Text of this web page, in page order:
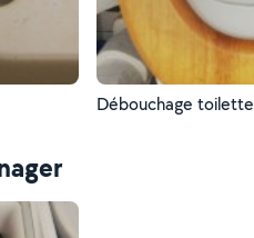
Débouchage toilette